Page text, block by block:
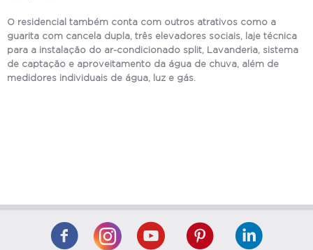
O residencial também conta com outros atrativos como a
guarita com cancela dupla, três elevadores sociais, laje técnica
para a instalação do ar-condicionado split, Lavanderia, sistema
de captação e aproveitamento da água de chuva, além de
medidores individuais de água, luz e gás.